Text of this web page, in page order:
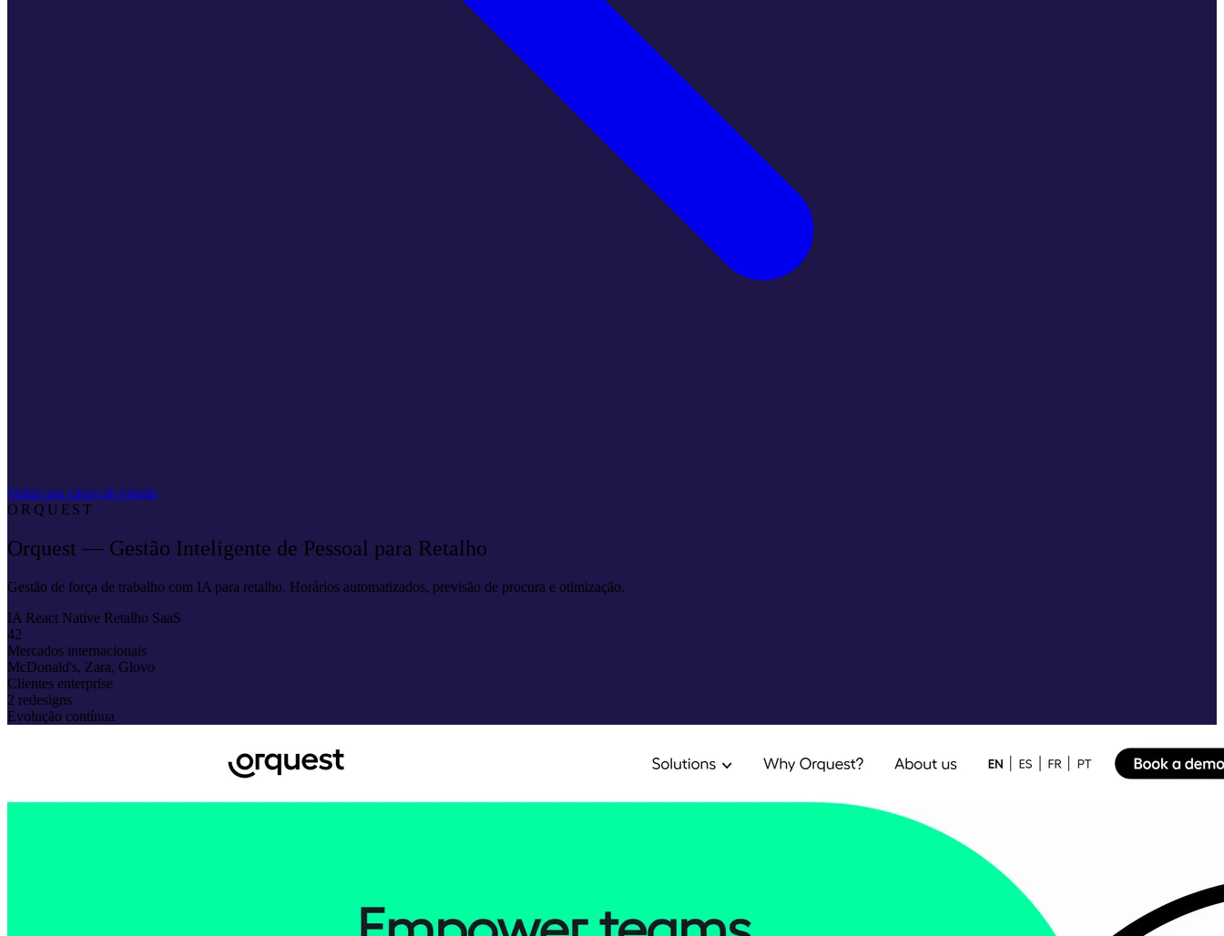
Voltar aos casos de estudo
ORQUEST
Orquest — Gestão Inteligente de Pessoal para Retalho
Gestão de força de trabalho com IA para retalho. Horários automatizados, previsão de procura e otimização.
IA React Native Retalho SaaS
42
Mercados internacionais
McDonald's, Zara, Glovo
Clientes enterprise
2 redesigns
Evolução contínua